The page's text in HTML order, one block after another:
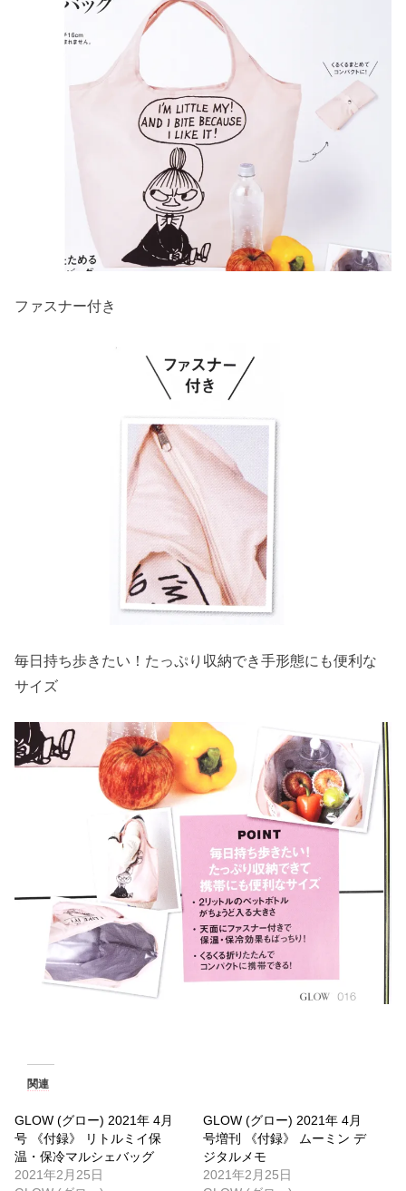
ファスナー付き
毎日持ち歩きたい！たっぷり収納でき手形態にも便利な
サイズ
関連
GLOW (グロー) 2021年 4月
号 《付録》 リトルミイ保
温・保冷マルシェバッグ
2021年2月25日
GLOW (グロー) 2021年 4月
号増刊 《付録》 ムーミン デ
ジタルメモ
2021年2月25日